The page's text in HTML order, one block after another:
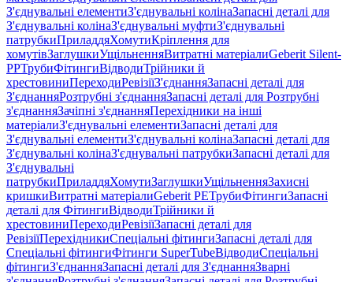
З'єднувальні елементиЗ'єднувальні колінаЗапасні деталі для
З'єднувальні колінаЗ'єднувальні муфтиЗ'єднувальні
патрубкиПриладдяХомутиКріплення для
хомутівЗаглушкиУщільненняВитратні матеріалиGeberit Silent-
PPТрубиФітингиВідводиТрійники й
хрестовиниПереходиРевізіїЗ'єднанняЗапасні деталі для
З'єднанняРозтрубні з'єднанняЗапасні деталі для Розтрубні
з'єднанняЗачіпні з'єднанняПерехідники на інші
матеріалиЗ'єднувальні елементиЗапасні деталі для
З'єднувальні елементиЗ'єднувальні колінаЗапасні деталі для
З'єднувальні колінаЗ'єднувальні патрубкиЗапасні деталі для
З'єднувальні
патрубкиПриладдяХомутиЗаглушкиУщільненняЗахисні
кришкиВитратні матеріалиGeberit PEТрубиФітингиЗапасні
деталі для ФітингиВідводиТрійники й
хрестовиниПереходиРевізіїЗапасні деталі для
РевізіїПерехідникиСпеціальні фітингиЗапасні деталі для
Спеціальні фітингиФітинги SuperTubeВідводиСпеціальні
фітингиЗ'єднанняЗапасні деталі для З'єднанняЗварні